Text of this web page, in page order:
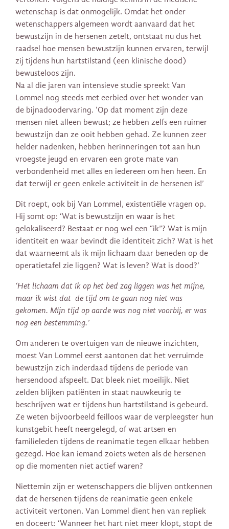
wetenschap is dat onmogelijk. Omdat het onder
wetenschappers algemeen wordt aanvaard dat het
bewustzijn in de hersenen zetelt, ontstaat nu dus het
raadsel hoe mensen bewustzijn kunnen ervaren, terwijl
zij tijdens hun hartstilstand (een klinische dood)
bewusteloos zijn.
Na al die jaren van intensieve studie spreekt Van
Lommel nog steeds met eerbied over het wonder van
de bijnadoodervaring. ‘Op dat moment zijn deze
mensen niet alleen bewust; ze hebben zelfs een ruimer
bewustzijn dan ze ooit hebben gehad. Ze kunnen zeer
helder nadenken, hebben herinneringen tot aan hun
vroegste jeugd en ervaren een grote mate van
verbondenheid met alles en iedereen om hen heen. En
dat terwijl er geen enkele activiteit in de hersenen is!’
Dit roept, ook bij Van Lommel, existentiële vragen op.
Hij somt op: ‘Wat is bewustzijn en waar is het
gelokaliseerd? Bestaat er nog wel een “ik”? Wat is mijn
identiteit en waar bevindt die identiteit zich? Wat is het
dat waarneemt als ik mijn lichaam daar beneden op de
operatietafel zie liggen? Wat is leven? Wat is dood?’
‘Het lichaam dat ik op het bed zag liggen was het mijne,
maar ik wist dat de tijd om te gaan nog niet was
gekomen. Mijn tijd op aarde was nog niet voorbij, er was
nog een bestemming.’
Om anderen te overtuigen van de nieuwe inzichten,
moest Van Lommel eerst aantonen dat het verruimde
bewustzijn zich inderdaad tijdens de periode van
hersendood afspeelt. Dat bleek niet moeilijk. Niet
zelden blijken patiënten in staat nauwkeurig te
beschrijven wat er tijdens hun hartstilstand is gebeurd.
Ze weten bijvoorbeeld feilloos waar de verpleegster hun
kunstgebit heeft neergelegd, of wat artsen en
familieleden tijdens de reanimatie tegen elkaar hebben
gezegd. Hoe kan iemand zoiets weten als de hersenen
op die momenten niet actief waren?
Niettemin zijn er wetenschappers die blijven ontkennen
dat de hersenen tijdens de reanimatie geen enkele
activiteit vertonen. Van Lommel dient hen van repliek
en doceert: ‘Wanneer het hart niet meer klopt, stopt de